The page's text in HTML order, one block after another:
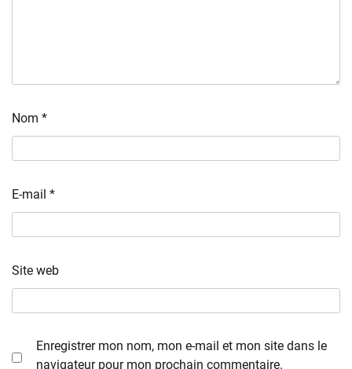
Nom *
E-mail *
Site web
Enregistrer mon nom, mon e-mail et mon site dans le
navigateur pour mon prochain commentaire.